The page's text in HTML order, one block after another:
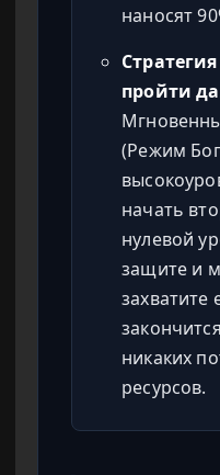
наносят
пройти
(Режим
начать
нулевой
защите и
захватите
никаких
ресурсов.